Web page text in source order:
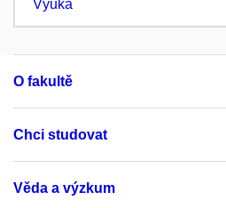
Výuka
O fakultě
Chci studovat
Věda a výzkum